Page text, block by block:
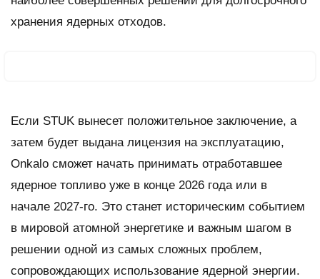
хранения ядерных отходов.
Если STUK вынесет положительное заключение, а
затем будет выдана лицензия на эксплуатацию,
Onkalo сможет начать принимать отработавшее
ядерное топливо уже в конце 2026 года или в
начале 2027-го. Это станет историческим событием
в мировой атомной энергетике и важным шагом в
решении одной из самых сложных проблем,
сопровождающих использование ядерной энергии.